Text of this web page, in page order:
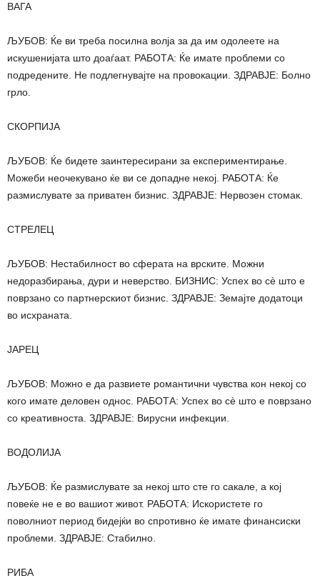
ВАГА
ЉУБОВ: Ќе ви треба посилна волја за да им одолеете на
искушенијата што доаѓаат. РАБОТА: Ќе имате проблеми со
подредените. Не подлегнувајте на провокации. ЗДРАВЈЕ: Болно
грло.
СКОРПИЈА
ЉУБОВ: Ќе бидете заинтересирани за експериментирање.
Можеби неочекувано ќе ви се допадне некој. РАБОТА: Ќе
размислувате за приватен бизнис. ЗДРАВЈЕ: Нервозен стомак.
СТРЕЛЕЦ
ЉУБОВ: Нестабилност во сферата на врските. Можни
недоразбирања, дури и неверство. БИЗНИС: Успех во сè што е
поврзано со партнерскиот бизнис. ЗДРАВЈЕ: Земајте додатоци
во исхраната.
ЈАРЕЦ
ЉУБОВ: Можно е да развиете романтични чувства кон некој со
кого имате деловен однос. РАБОТА: Успех во сè што е поврзано
со креативноста. ЗДРАВЈЕ: Вирусни инфекции.
ВОДОЛИЈА
ЉУБОВ: Ќе размислувате за некој што сте го сакале, а кој
повеќе не е во вашиот живот. РАБОТА: Искористете го
поволниот период бидејќи во спротивно ќе имате финансиски
проблеми. ЗДРАВЈЕ: Стабилно.
РИБА